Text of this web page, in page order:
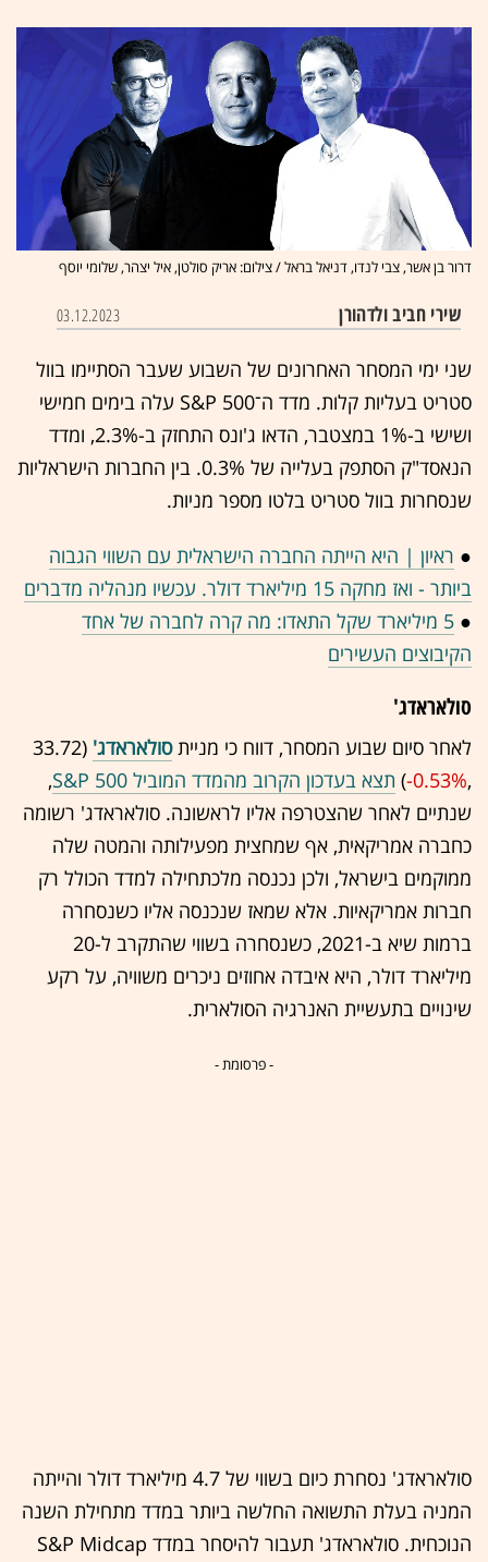
דרור בן אשר, צבי לנדו, דניאל בראל / צילום: אריק סולטן, איל יצהר, שלומי יוסף
שירי חביב ולדהורן 03.12.2023
שני ימי המסחר האחרונים של השבוע שעבר הסתיימו בוול
סטריט בעליות קלות. מדד ה־S&P 500 עלה בימים חמישי
ושישי ב-1% במצטבר, הדאו ג'ונס התחזק ב-2.3%, ומדד
הנאסד"ק הסתפק בעלייה של 0.3%. בין החברות הישראליות
שנסחרות בוול סטריט בלטו מספר מניות.
● ראיון | היא הייתה החברה הישראלית עם השווי הגבוה
ביותר - ואז מחקה 15 מיליארד דולר. עכשיו מנהליה מדברים
●
5 מיליארד שקל התאדו: מה קרה לחברה של אחד
הקיבוצים העשירים
סולאראדג'
לאחר סיום שבוע המסחר, דווח כי מנייתסולאראדג' (33.72
,‎
-0.53%
‏) תצא בעדכון הקרוב מהמדד המוביל S&P 500
,
שנתיים לאחר שהצטרפה אליו לראשונה. סולאראדג' רשומה
כחברה אמריקאית, אף שמחצית מפעילותה והמטה שלה
ממוקמים בישראל, ולכן נכנסה מלכתחילה למדד הכולל רק
חברות אמריקאיות. אלא שמאז שנכנסה אליו כשנסחרה
ברמות שיא ב-2021, כשנסחרה בשווי שהתקרב ל-20
מיליארד דולר, היא איבדה אחוזים ניכרים משוויה, על רקע
שינויים בתעשיית האנרגיה הסולארית.
- פרסומת -
סולאראדג' נסחרת כיום בשווי של 4.7 מיליארד דולר והייתה
המניה בעלת התשואה החלשה ביותר במדד מתחילת השנה
הנוכחית. סולאראדג' תעבור להיסחר במדד S&P Midcap